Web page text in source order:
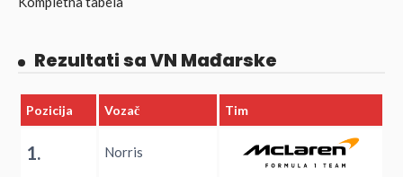
Rezultati sa VN Mađarske
Pozicija Vozač Tim
1. Norris